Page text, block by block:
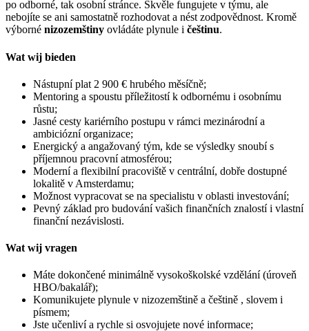
po odborné, tak osobní stránce. Skvěle fungujete v týmu, ale
nebojíte se ani samostatně rozhodovat a nést zodpovědnost. Kromě
výborné nizozemštiny ovládáte plynule i češtinu.
Wat wij bieden
Nástupní plat 2 900 € hrubého měsíčně;
Mentoring a spoustu příležitostí k odbornému i osobnímu
růstu;
Jasné cesty kariérního postupu v rámci mezinárodní a
ambiciózní organizace;
Energický a angažovaný tým, kde se výsledky snoubí s
příjemnou pracovní atmosférou;
Moderní a flexibilní pracoviště v centrální, dobře dostupné
lokalitě v Amsterdamu;
Možnost vypracovat se na specialistu v oblasti investování;
Pevný základ pro budování vašich finančních znalostí i vlastní
finanční nezávislosti.
Wat wij vragen
Máte dokončené minimálně vysokoškolské vzdělání (úroveň
HBO/bakalář);
Komunikujete plynule v nizozemštině a češtině , slovem i
písmem;
Jste učenliví a rychle si osvojujete nové informace;